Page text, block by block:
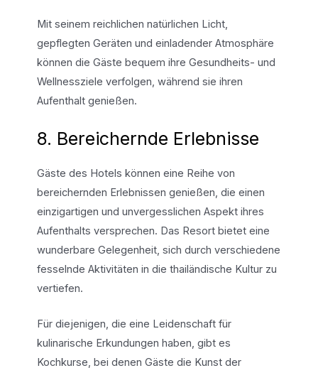
Mit seinem reichlichen natürlichen Licht,
gepflegten Geräten und einladender Atmosphäre
können die Gäste bequem ihre Gesundheits- und
Wellnessziele verfolgen, während sie ihren
Aufenthalt genießen.
8. Bereichernde Erlebnisse
Gäste des Hotels können eine Reihe von
bereichernden Erlebnissen genießen, die einen
einzigartigen und unvergesslichen Aspekt ihres
Aufenthalts versprechen. Das Resort bietet eine
wunderbare Gelegenheit, sich durch verschiedene
fesselnde Aktivitäten in die thailändische Kultur zu
vertiefen.
Für diejenigen, die eine Leidenschaft für
kulinarische Erkundungen haben, gibt es
Kochkurse, bei denen Gäste die Kunst der